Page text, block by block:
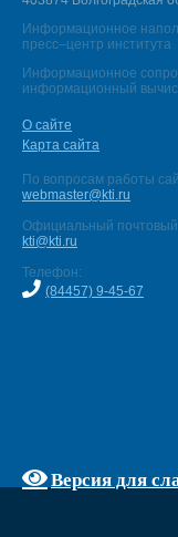
Информационное
пресс–центр института
Информационное
информационный
О сайте
Карта сайта
По вопросам работы
webmaster@kti.ru
Официальный почтовый
kti@kti.ru
Телефон:
(84457) 9-45-67
Версия для